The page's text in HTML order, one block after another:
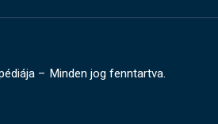
– Minden jog fenntartva.